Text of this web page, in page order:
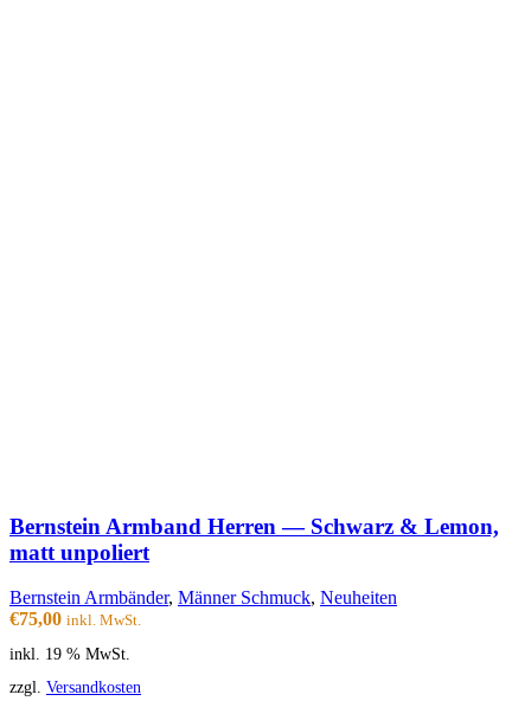
Bernstein Armband Herren — Schwarz & Lemon,
matt unpoliert
Bernstein Armbänder, Männer Schmuck, Neuheiten
€75,00 inkl. MwSt.
inkl. 19 % MwSt.
zzgl. Versandkosten